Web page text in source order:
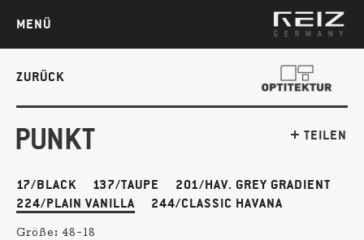
MENÜ
ZURÜCK
PUNKT TEILEN
17/BLACK 137/TAUPE
201/HAV. GREY GRADIENT
224/PLAIN VANILLA
244/CLASSIC HAVANA
Größe: 48-18